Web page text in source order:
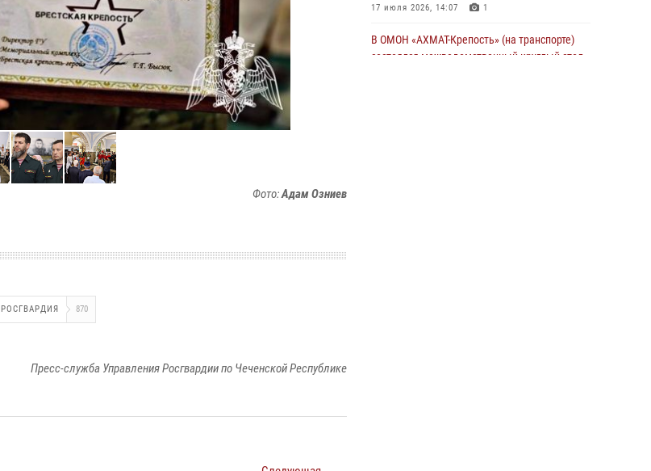
Фото:Адам Озниев
РОСГВАРДИЯ 870
Пресс-служба Управления Росгвардии по Чеченской Республике
17 июля 2026, 14:07 1
В ОМОН «АХМАТ-Крепость» (на транспорте)
состоялся межведомственный круглый стол